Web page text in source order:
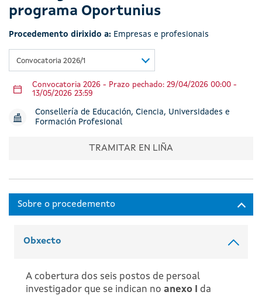
programa Oportunius
Procedemento dirixido a: Empresas e profesionais
Convocatoria 2026/1
Convocatoria 2026 - Prazo pechado: 29/04/2026 00:00 -
13/05/2026 23:59
Consellería de Educación, Ciencia, Universidades e
Formación Profesional
TRAMITAR EN LIÑA
Obxecto
A cobertura dos seis postos de persoal
investigador que se indican no anexo I
da